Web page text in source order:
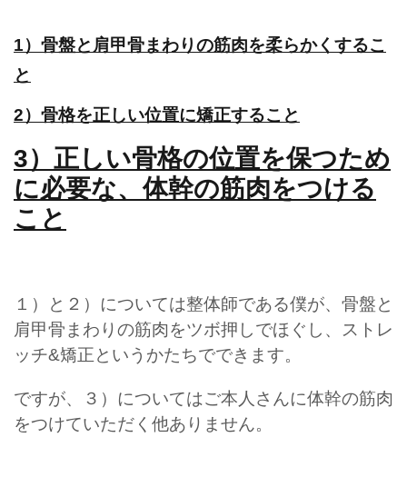
1）骨盤と肩甲骨まわりの筋肉を柔らかくするこ
と
2）骨格を正しい位置に矯正すること
3）正しい骨格の位置を保つため
に必要な、体幹の筋肉をつける
こと
１）と２）については整体師である僕が、骨盤と
肩甲骨まわりの筋肉をツボ押しでほぐし、ストレ
ッチ&矯正というかたちでできます。
ですが、３）についてはご本人さんに体幹の筋肉
をつけていただく他ありません。